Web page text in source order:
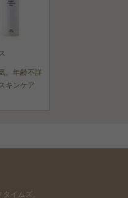
。年齢不詳
キンケア
イムズ。